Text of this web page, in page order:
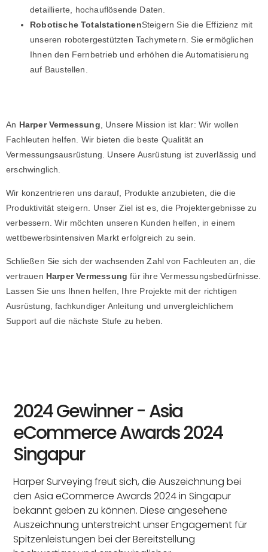
detaillierte, hochauflösende Daten.
Robotische TotalstationenSteigern Sie die Effizienz mit
unseren robotergestützten Tachymetern. Sie ermöglichen
Ihnen den Fernbetrieb und erhöhen die Automatisierung
auf Baustellen.
An Harper Vermessung , Unsere Mission ist klar: Wir wollen
Fachleuten helfen. Wir bieten die beste Qualität an
Vermessungsausrüstung. Unsere Ausrüstung ist zuverlässig und
erschwinglich.
Wir konzentrieren uns darauf, Produkte anzubieten, die die
Produktivität steigern. Unser Ziel ist es, die Projektergebnisse zu
verbessern. Wir möchten unseren Kunden helfen, in einem
wettbewerbsintensiven Markt erfolgreich zu sein.
Schließen Sie sich der wachsenden Zahl von Fachleuten an, die
vertrauen Harper Vermessung für ihre Vermessungsbedürfnisse.
Lassen Sie uns Ihnen helfen, Ihre Projekte mit der richtigen
Ausrüstung, fachkundiger Anleitung und unvergleichlichem
Support auf die nächste Stufe zu heben.
2024 Gewinner - Asia
eCommerce Awards 2024
Singapur
Harper Surveying freut sich, die Auszeichnung bei
den Asia eCommerce Awards 2024 in Singapur
bekannt geben zu können. Diese angesehene
Auszeichnung unterstreicht unser Engagement für
Spitzenleistungen bei der Bereitstellung